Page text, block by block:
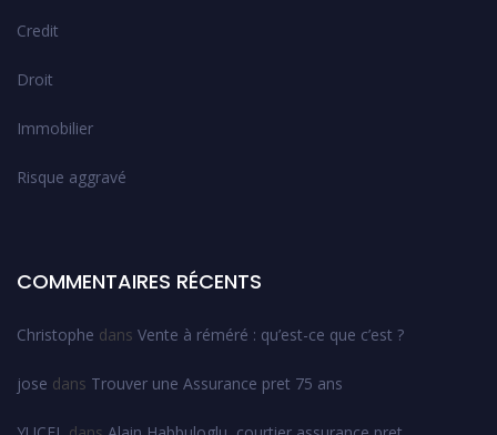
Credit
Droit
Immobilier
Risque aggravé
COMMENTAIRES RÉCENTS
Christophe dans Vente à réméré : qu’est-ce que c’est ?
jose dans Trouver une Assurance pret 75 ans